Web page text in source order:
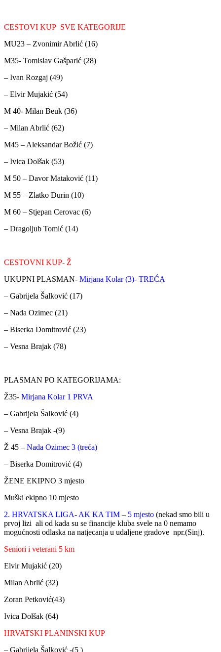
CESTOVI KUP SVE KATEGORIJE
MU23 – Zvonimir Abrlić (16)
M35- Tomislav Gašparić (28)
– Ivan Rozgaj (49)
– Elvir Mujakić (54)
M 40- Milan Beuk (36)
– Milan Abrlić (62)
M45 – Aleksandar Božić (7)
– Ivica Dolšak (53)
M 50 – Davor Mataković (11)
M 55 – Zlatko Đurin (10)
M 60 – Stjepan Cerovac (6)
– Dragoljub Tomić (14)
CESTOVNI KUP- Ž
UKUPNI PLASMAN- Mirjana Kolar (3)- TREĆA
– Gabrijela Šalković (17)
– Nada Ozimec (21)
– Biserka Domitrović (23)
– Vesna Brajak (78)
PLASMAN PO KATEGORIJAMA:
Ž35- Mirjana Kolar 1 PRVA
– Gabrijela Šalković (4)
– Vesna Brajak -(9)
Ž 45 – Nada Ozimec 3 (treća)
– Biserka Domitrović (4)
ŽENE EKIPNO 3 mjesto
Muški ekipno 10 mjesto
2. HRVATSKA LIGA- AK KA TIM – 5 mjesto (nekad smo bili u
prvoj lizi ali od kada su se financije kluba svele na 0 nemamo
mogućnosti odlaska na natjecanja u udaljene gradove npr.(Sinj).
Seniori i veterani 5 km
Elvir Mujakić (20)
Milan Abrlić (32)
Zoran Petković(43)
Ivica Dolšak (64)
HRVATSKI PLANINSKI KUP
– Gabrijela Šalković -(5 )